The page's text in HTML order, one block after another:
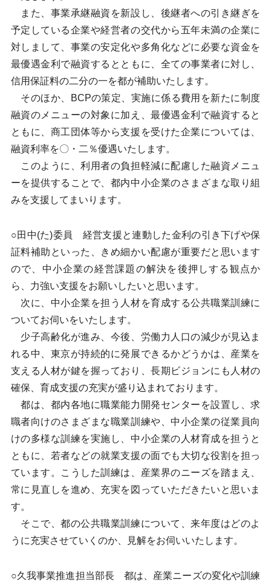
また、事業承継融資を新設し、後継者への引き継ぎを
予定している企業や経営者の交代から五年未満の企業に
対しまして、事業の安定化や多角化などに必要な資金を
最優遇金利で融資するとともに、全ての事業者に対し、
信用保証料の二分の一を都が補助いたします。
そのほか、BCPの策定、実施に係る費用を新たに制度
融資のメニューの対象に加え、最優遇金利で融資すると
ともに、商工団体等から支援を受けた企業については、
融資利率を〇・二％優遇いたします。
このように、利用者の負担軽減に配慮した融資メニュ
ーを提供することで、都内中小企業のさまざまな取り組
みを支援してまいります。
○田中(た)委員 経営支援と連動した金利の引き下げや保
証料補助といった、きめ細かい配慮が重要だと思います
ので、中小企業の経営課題の解決を後押しする観点か
ら、力強い支援をお願いしたいと思います。
次に、中小企業を担う人材を育成する公共職業訓練に
ついてお伺いをいたします。
少子高齢化が進み、今後、労働力人口の減少が見込ま
れる中、東京が持続的に発展できるかどうかは、産業を
支える人材が鍵を握っており、長期ビジョンにも人材の
確保、育成支援の充実が盛り込まれております。
都は、都内各地に職業能力開発センターを設置し、求
職者向けのさまざまな職業訓練や、中小企業の従業員向
けの多様な訓練を実施し、中小企業の人材育成を担うと
ともに、若者などの就業支援の面でも大切な役割を担っ
ています。こうした訓練は、産業界のニーズを踏まえ、
常に見直しを進め、充実を図っていただきたいと思いま
す。
そこで、都の公共職業訓練について、来年度はどのよ
うに充実させていくのか、見解をお伺いいたします。
○久我事業推進担当部長 都は、産業ニーズの変化や訓練